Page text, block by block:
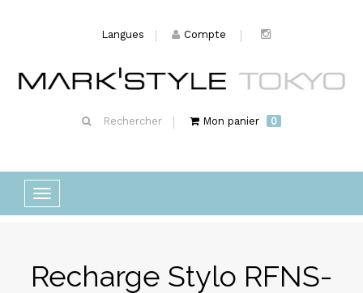
Langues Compte
Rechercher Mon panier 0
Basculer
la
Recharge Stylo RFNS-